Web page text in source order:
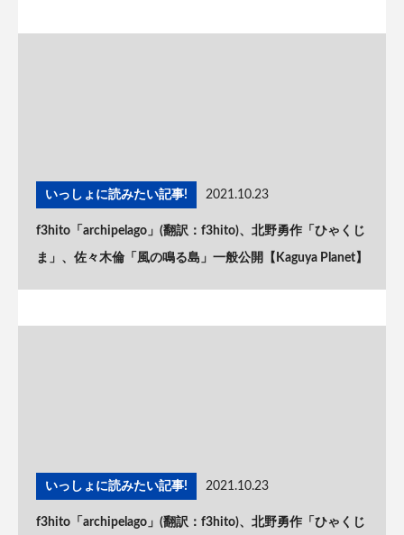
いっしょに読みたい記事! 2021.10.23
f3hito「archipelago」(翻訳：f3hito)、北野勇作「ひゃくじ
ま」、佐々木倫「風の鳴る島」一般公開【Kaguya Planet】
いっしょに読みたい記事! 2021.10.23
f3hito「archipelago」(翻訳：f3hito)、北野勇作「ひゃくじ